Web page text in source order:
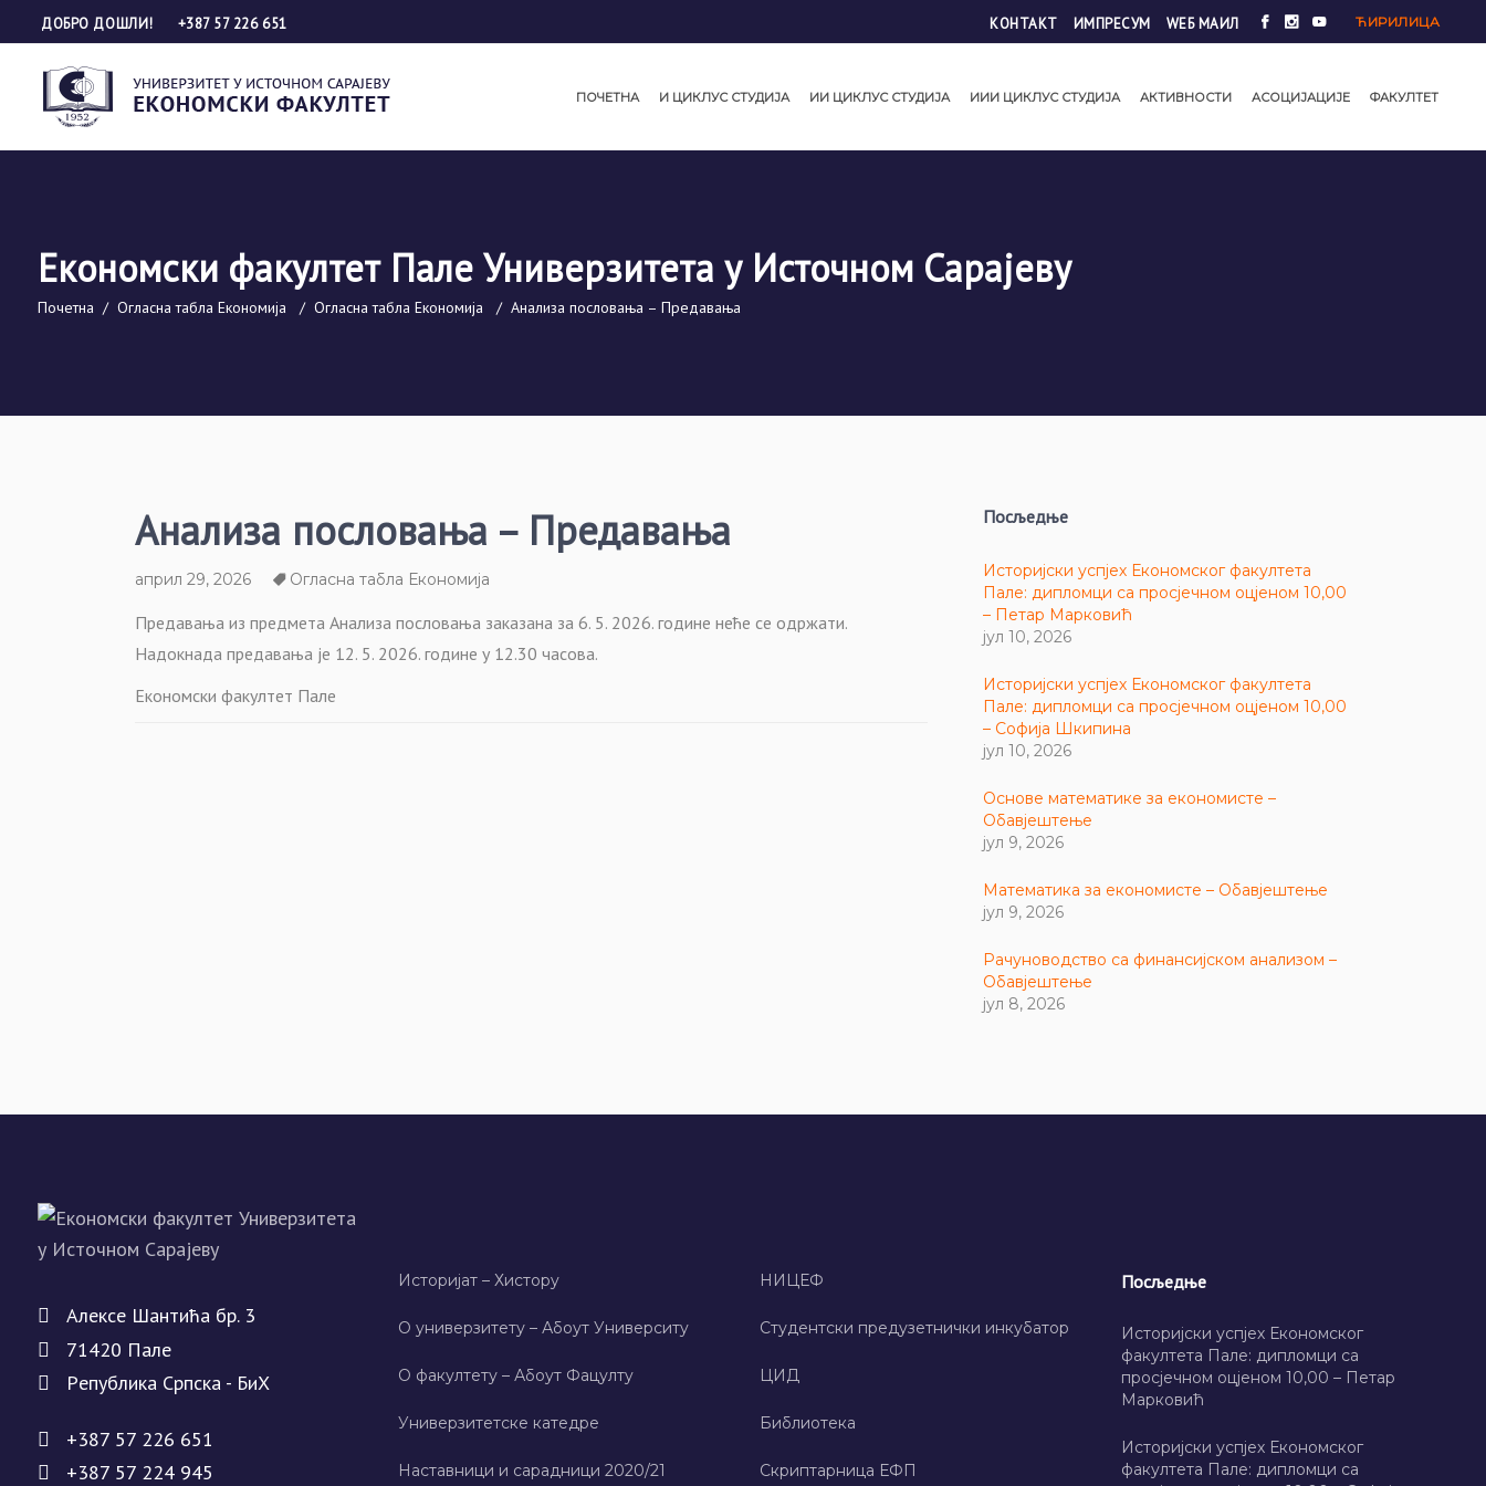
ДОБРО ДОШЛИ! +387 57 226 651 КОНТАКТ ИМПРЕСУМ WЕБ МАИЛ ЋИРИЛИЦА
ПОЧЕТНА И ЦИКЛУС СТУДИЈА ИИ ЦИКЛУС СТУДИЈА ИИИ ЦИКЛУС СТУДИЈА АКТИВНОСТИ АСОЦИЈАЦИЈЕ ФАКУЛТЕТ
Економски факултет Пале Универзитета у Источном Сарајеву
Почетна / Огласна табла Економија / Огласна табла Економија / Анализа пословања – Предавања
Анализа пословања – Предавања
април 29, 2026 Огласна табла Економија
Предавања из предмета Анализа пословања заказана за 6. 5. 2026. године неће се одржати.
Надокнада предавања је 12. 5. 2026. године у 12.30 часова.
Економски факултет Пале
Посљедње
Историјски успјех Економског факултета
Пале: дипломци са просјечном оцјеном 10,00
– Петар Марковић
јул 10, 2026
Историјски успјех Економског факултета
Пале: дипломци са просјечном оцјеном 10,00
– Софија Шкипина
јул 10, 2026
Основе математике за економисте –
Обавјештење
јул 9, 2026
Математика за економисте – Обавјештење
јул 9, 2026
Рачуноводство са финансијском анализом –
Обавјештење
јул 8, 2026
Алeксe Шантића бр. 3
71420 Палe
Рeпублика Српска - БиХ
+387 57 226 651
+387 57 224 945
Историјат – Хисторy
О универзитету – Абоут Университy
О факултету – Абоут Фацултy
Универзитетске катедре
Наставници и сарадници 2020/21
НИЦЕФ
Студентски предузетнички инкубатор
ЦИД
Библиотека
Скриптарница ЕФП
Посљедње
Историјски успјех Економског
факултета Пале: дипломци са
просјечном оцјеном 10,00 – Петар
Марковић
Историјски успјех Економског
факултета Пале: дипломци са